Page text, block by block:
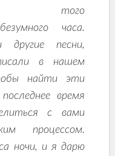
того
часа.
песни,
в нашем
найти эти
время
с вами
процессом.
ночи, и я дарю